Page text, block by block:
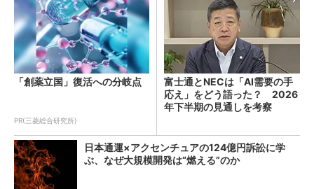
「創薬立国」復活への分岐点
PR(三菱総合研究所)
富士通とNECは「AI需要の手
応え」をどう語った？ 2026
年下半期の見通しを考察
日本通運×アクセンチュアの124億円訴訟に学
ぶ、なぜ大規模開発は“燃える”のか